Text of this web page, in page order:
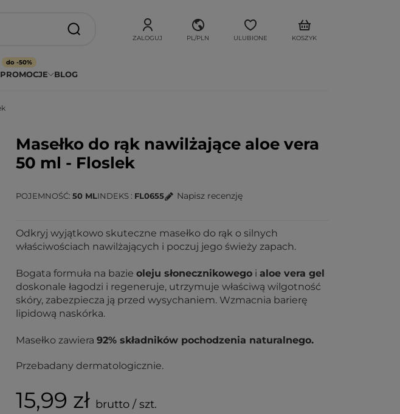
ZALOGUJ PL/PLN ULUBIONE KOSZYK
PROMOCJE
do -50%
BLOG
Masełko do rąk nawilżające aloe vera
50 ml - Floslek
POJEMNOŚĆ 50 MLINDEKS FL0655 Napisz recenzję
Odkryj wyjątkowo skuteczne masełko do rąk o silnych
właściwościach nawilżających i poczuj jego świeży zapach.
Bogata formuła na bazie oleju słonecznikowego i aloe vera gel
doskonale łagodzi i regeneruje, utrzymuje właściwą wilgotność
skóry, zabezpiecza ją przed wysychaniem. Wzmacnia barierę
lipidową naskórka.
Masełko zawiera 92% składników pochodzenia naturalnego.
Przebadany dermatologicznie.
15,99 zł brutto / szt.